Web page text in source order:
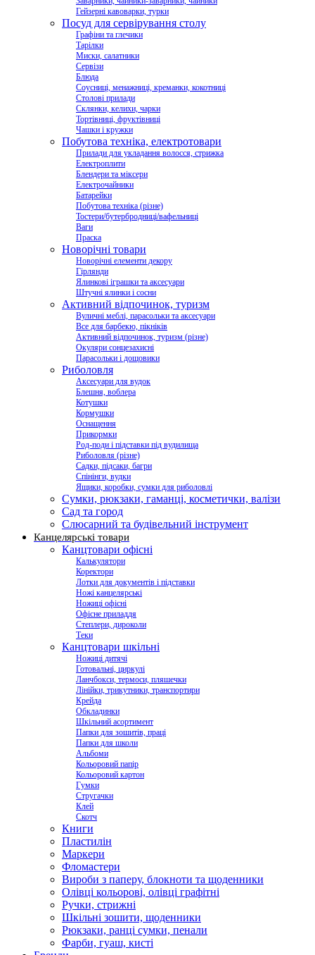
Гейзерні кавоварки, турки
Посуд для сервірування столу
Графіни та глечики
Тарілки
Миски, салатники
Сервізи
Блюда
Соусниці, менажниці, креманки, кокотниці
Столові прилади
Склянки, келихи, чарки
Тортівниці, фруктівниці
Чашки і кружки
Побутова техніка, електротовари
Прилади для укладання волосся, стрижка
Електроплити
Блендери та міксери
Електрочайники
Батарейки
Побутова техніка (різне)
Тостери/бутербродниці/вафельниці
Ваги
Праска
Новорічні товари
Новорічні елементи декору
Гірлянди
Ялинкові іграшки та аксесуари
Штучні ялинки і сосни
Активний відпочинок, туризм
Вуличні меблі, парасольки та аксесуари
Все для барбекю, пікніків
Активний відпочинок, туризм (різне)
Окуляри сонцезахисні
Парасольки і дощовики
Риболовля
Аксесуари для вудок
Блешня, воблера
Котушки
Кормушки
Оснащення
Прикормки
Род-поди і підставки під вудилища
Риболовля (різне)
Садки, підсаки, багри
Спінінги, вудки
Ящики, коробки, сумки для риболовлі
Сумки, рюкзаки, гаманці, косметички, валізи
Сад та город
Слюсарний та будівельний інструмент
Канцелярські товари
Канцтовари офісні
Калькулятори
Коректори
Лотки для документів і підставки
Ножі канцелярські
Ножиці офісні
Офісне приладдя
Степлери, дироколи
Теки
Канцтовари шкільні
Ножиці дитячі
Готовальні, циркулі
Ланчбокси, термоси, пляшечки
Лінійки, трикутники, транспортири
Крейда
Обкладинки
Шкільний асортимент
Папки для зошитів, праці
Папки для школи
Альбоми
Кольоровий папір
Кольоровий картон
Гумки
Стругачки
Клей
Скотч
Книги
Пластилін
Маркери
Фломастери
Вироби з паперу, блокноти та щоденники
Олівці кольорові, олівці графітні
Ручки, стрижні
Шкільні зошити, щоденники
Рюкзаки, ранці сумки, пенали
Фарби, гуаш, кисті